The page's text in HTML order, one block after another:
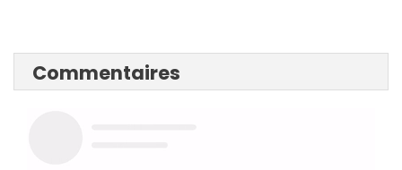
Commentaires